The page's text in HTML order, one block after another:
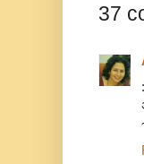
37